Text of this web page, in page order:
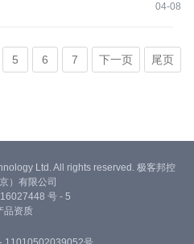
04-08
发式增长；那么2025年，中国的
5 6 7 下一页 尾页
Ltd. All rights reserved. 极客邦控
）有限公司
号 - 5
品资质